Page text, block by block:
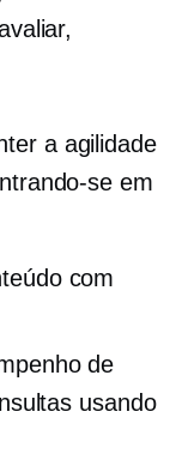
a agilidade
se em
com
de
usando